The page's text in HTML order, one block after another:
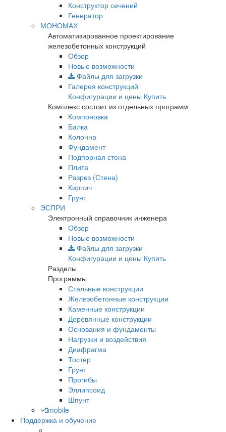
Конструктор сечений
Генератор
МОНОМАХ
Автоматизированное проектирование
железобетонных конструкций
Обзор
Новые возможности
Файлы для загрузки
Галерея конструкций
Конфигурации и цены Купить
Комплекс состоит из отдельных программ
Компоновка
Балка
Колонна
Фундамент
Подпорная стена
Плита
Разрез (Стена)
Кирпич
Грунт
ЭСПРИ
Электронный справочник инженера
Обзор
Новые возможности
Файлы для загрузки
Конфигурации и цены Купить
Разделы
Программы
Стальные конструкции
Железобетонные конструкции
Каменные конструкции
Деревянные конструкции
Основания и фундаменты
Нагрузки и воздействия
Диафрагма
Тостер
Грунт
Прогибы
Эллипсоид
Шпунт
mobile
Поддержка и обучение